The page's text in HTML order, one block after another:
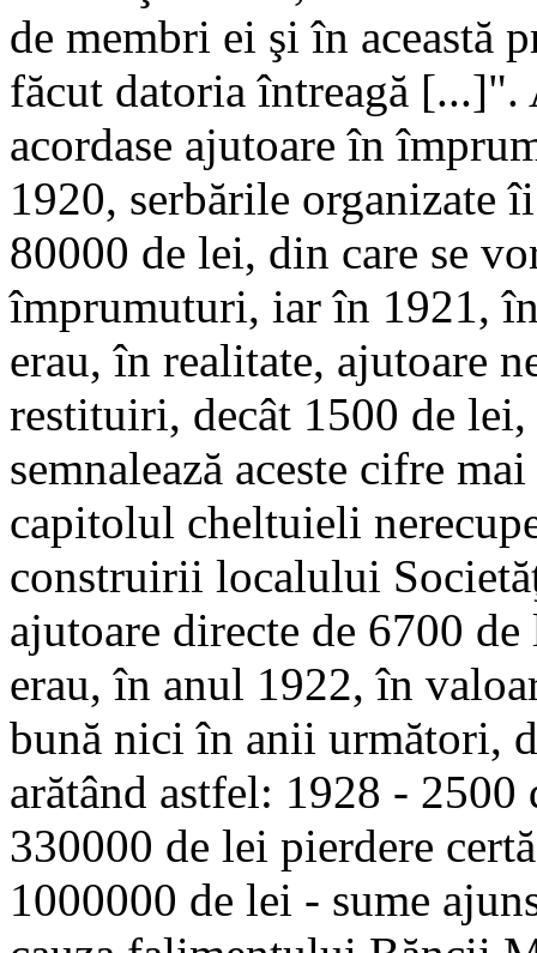
de membri ei şi în această
făcut datoria întreagă [...]".
acordase ajutoare în
1920, serbările organizate
80000 de lei, din care se
împrumuturi, iar în 1921,
erau, în realitate, ajutoare
restituiri, decât 1500 de
semnalează aceste cifre
capitolul cheltuieli
construirii localului
ajutoare directe de 6700
erau, în anul 1922, în
bună nici în anii următori,
arătând astfel: 1928 -
330000 de lei pierdere
1000000 de lei - sume